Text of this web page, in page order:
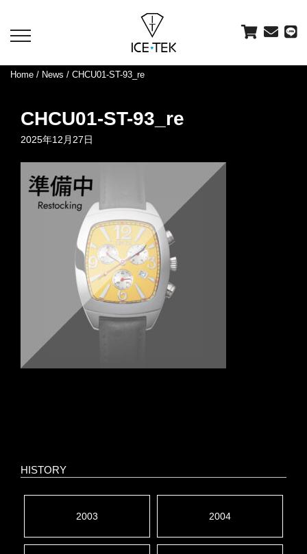
toggle
Home / News / CHCU01-ST-93_re
CHCU01-ST-93_re
2025年12月27日
HISTORY
2003 2004